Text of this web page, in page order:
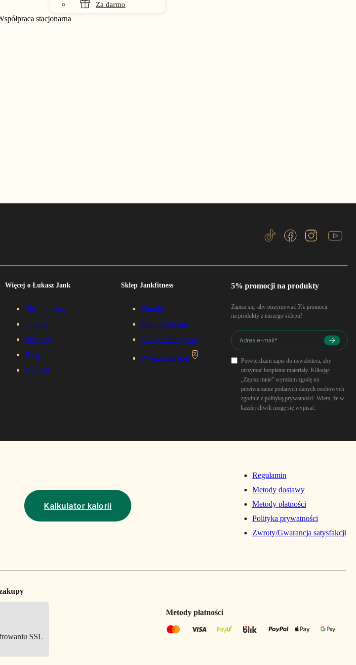
Za darmo
stacjonarna
Więcej o Łukasz Jank
Metamorfozy
O mnie
Przepisy
Blog
Kontakt
Sklep Jankfitness
Ebooki
Klub przemian
Gumy treningowe
Wyprzedaż diet
5% promocji na produkty
Zapisz się, aby otrzymywać 5% promocji
na produkty z naszego sklepu!
Potwierdzam zapis do newslettera, aby
otrzymać bezpłatne materiały. Klikając
„Zapisz mnie" wyrażam zgodę na
przetwarzanie podanych danych osobowych
zgodnie z polityką prywatności. Wiem, że w
każdej chwili mogę się wypisać.
Kalkulator kalorii
Regulamin
Metody dostawy
Metody płatności
Polityka prywatności
Zwroty/Gwarancja satysfakcji
SSL
Metody płatności